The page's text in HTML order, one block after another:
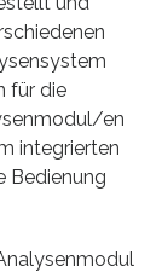
für die
en
integrierten
Bedienung